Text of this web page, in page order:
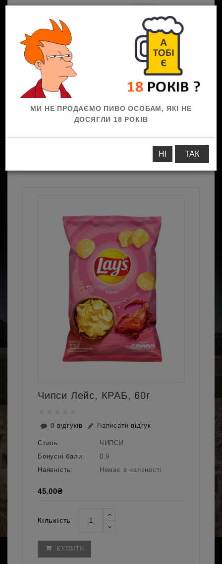
Чипси
Чипси
Чипси Лейс, КРАБ, 60г
0 відгуків Написати відгук
Стиль:
ЧИПСИ
Бонусні бали:
0.9
Наявність:
Немає в наявності
45.00₴
Кількість
КУПИТИ
МИ НЕ ПРОДАЄМО ПИВО ОСОБАМ, ЯКІ НЕ
ДОСЯГЛИ 18 РОКІВ
НІ ТАК